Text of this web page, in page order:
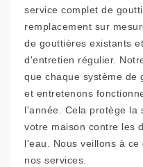
service complet de
remplacement sur
de gouttières existants
d'entretien régulier.
que chaque système de
et entretenons
l'année. Cela protège la
votre maison contre les
l'eau. Nous veillons à
nos services.